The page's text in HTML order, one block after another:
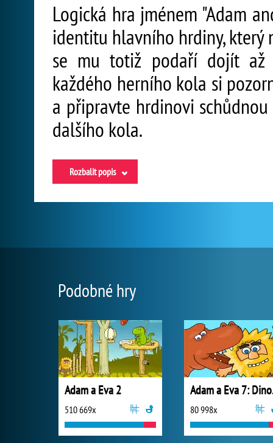
Logická hra jménem "Adam
identitu hlavního hrdiny, který
se mu totiž podaří dojít až
každého herního kola si
a připravte hrdinovi
dalšího kola.
Rozbalit popis
Podobné hry
Adam a Eva 2
510 669x 80 998x